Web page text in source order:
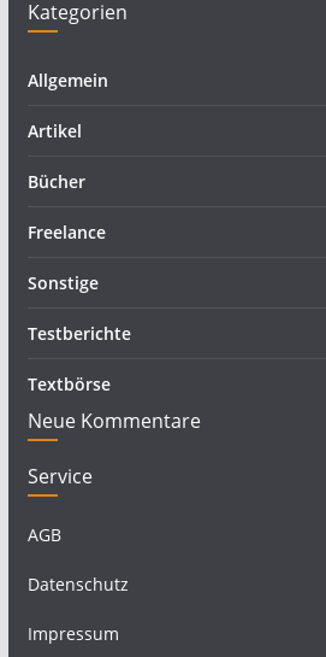
Kategorien
Allgemein
Artikel
Bücher
Freelance
Sonstige
Testberichte
Textbörse
Neue Kommentare
Service
AGB
Datenschutz
Impressum